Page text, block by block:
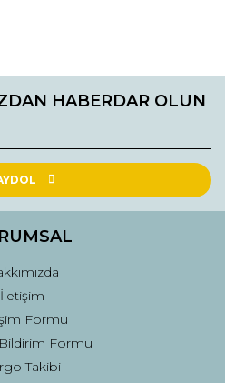
HABERDAR OLUN
İletişim
Formu
Formu
Takibi